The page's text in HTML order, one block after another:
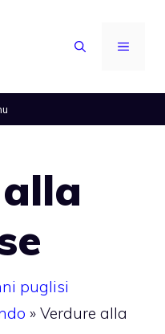
MENU
puglisi
» Verdure alla